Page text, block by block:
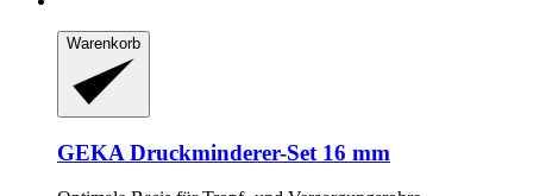
Warenkorb
GEKA Druckminderer-​Set 16 mm